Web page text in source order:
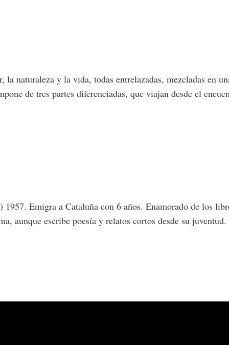
la naturaleza y la vida, todas entrelazadas, mezcladas en
de tres partes diferenciadas, que viajan desde el
1957. Emigra a Cataluña con 6 años. Enamorado de los
aunque escribe poesía y relatos cortos desde su juventud.